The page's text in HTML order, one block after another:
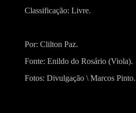
Classificação: Livre.
Por: Clilton Paz.
Fonte: Enildo do Rosário (Viola).
Fotos: Divulgação \ Marcos Pinto.